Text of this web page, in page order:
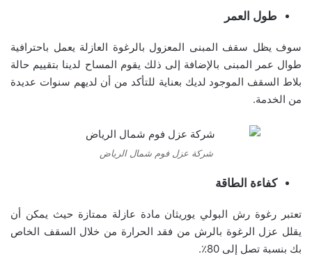
طول العمر
سوف يظل سقف المبنى المعزول بالرغوة العازلة يعمل باحترافية
طوال عمر المبنى بالإضافة إلى ذلك يقوم المساح لدينا بتقييم حالة
بلاط السقف الموجود لديك بعناية للتأكد من أن لديهم سنوات عديدة
من الخدمة.
شركة عزل فوم شمال الرياض
كفاءة الطاقة
تعتبر رغوة رش البولي يوريثان مادة عازلة ممتازة حيث يمكن أن
يقلل عزل الرغوة بالرش من فقد الحرارة من خلال السقف الخاص
بك بنسبة تصل إلى 80٪.